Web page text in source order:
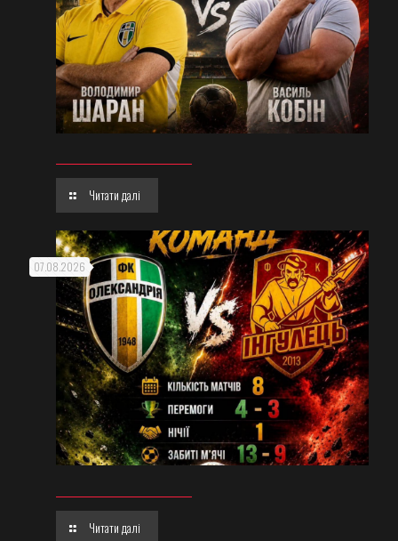
Читати далі
07.08.2026
Читати далі